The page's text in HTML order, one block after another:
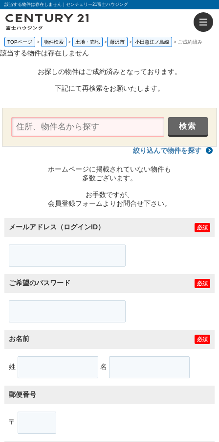
該当する物件は存在しません｜センチュリー21富士ハウジング
TOPページ 物件検索 土地・売地 藤沢市 小田急江ノ島線 ご成約済み
該当する物件は存在しません
お探しの物件はご成約済みとなっております。
下記にて再検索をお願いたします。
絞り込んで物件を探す
ホームページに掲載されていない物件も
多数ございます。
お手数ですが、
会員登録フォームよりお問合せ下さい。
メールアドレス（ログインID） 必須
ご希望のパスワード 必須
お名前 必須
姓 名
郵便番号
〒